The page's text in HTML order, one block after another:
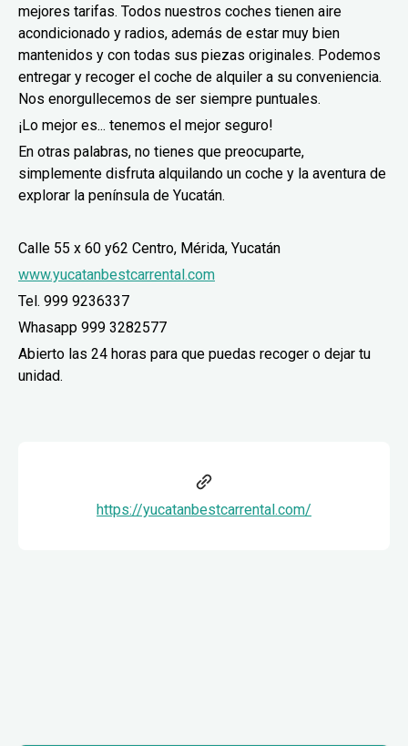
mejores tarifas. Todos nuestros coches tienen aire
acondicionado y radios, además de estar muy bien
mantenidos y con todas sus piezas originales. Podemos
entregar y recoger el coche de alquiler a su conveniencia.
Nos enorgullecemos de ser siempre puntuales.
¡Lo mejor es... tenemos el mejor seguro!
En otras palabras, no tienes que preocuparte,
simplemente disfruta alquilando un coche y la aventura de
explorar la península de Yucatán.
Calle 55 x 60 y62 Centro, Mérida, Yucatán
www.yucatanbestcarrental.com
Tel. 999 9236337
Whasapp 999 3282577
Abierto las 24 horas para que puedas recoger o dejar tu
unidad.
https://yucatanbestcarrental.com/